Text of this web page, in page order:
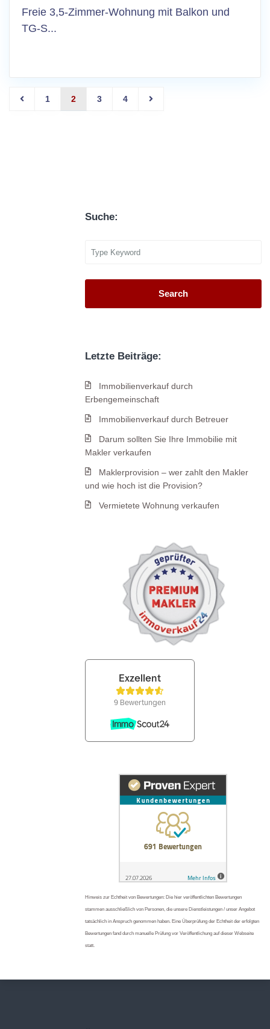
Freie 3,5-Zimmer-Wohnung mit Balkon und
TG-S...
1 2 3 4
Suche:
Search
Letzte Beiträge:
Immobilienverkauf durch
Erbengemeinschaft
Immobilienverkauf durch Betreuer
Darum sollten Sie Ihre Immobilie mit
Makler verkaufen
Maklerprovision – wer zahlt den Makler
und wie hoch ist die Provision?
Vermietete Wohnung verkaufen
Hinweis zur Echtheit von Bewertungen: Die hier veröffentlichten Bewertungen
stammen ausschließlich von Personen, die unsere Dienstleistungen / unser Angebot
tatsächlich in Anspruch genommen haben. Eine Überprüfung der Echtheit der erfolgten
Bewertungen fand durch manuelle Prüfung vor Veröffentlichung auf dieser Webseite
statt.